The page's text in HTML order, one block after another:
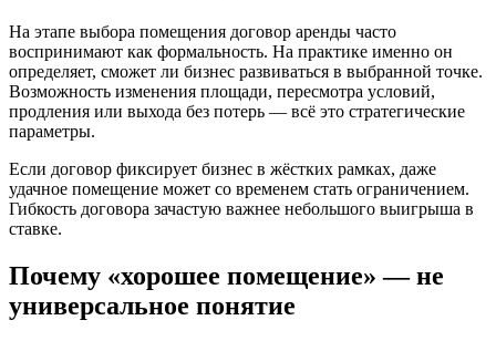
На этапе выбора помещения договор аренды часто
воспринимают как формальность. На практике именно он
определяет, сможет ли бизнес развиваться в выбранной точке.
Возможность изменения площади, пересмотра условий,
продления или выхода без потерь — всё это стратегические
параметры.
Если договор фиксирует бизнес в жёстких рамках, даже
удачное помещение может со временем стать ограничением.
Гибкость договора зачастую важнее небольшого выигрыша в
ставке.
Почему «хорошее помещение» — не
универсальное понятие